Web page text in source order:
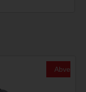
Abverkauf